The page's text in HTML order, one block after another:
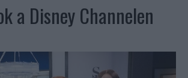
a Disney Channelen